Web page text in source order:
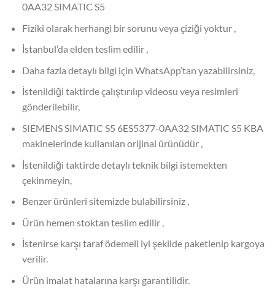
0AA32 SIMATIC S5
Fiziki olarak herhangi bir sorunu veya çiziği yoktur ,
İstanbul’da elden teslim edilir ,
Daha fazla detaylı bilgi için WhatsApp’tan yazabilirsiniz,
İstenildiği taktirde çalıştırılıp videosu veya resimleri
gönderilebilir,
SIEMENS SIMATIC S5 6ES5377-0AA32 SIMATIC S5 KBA
makinelerinde kullanılan orijinal ürünüdür ,
İstenildiği taktirde detaylı teknik bilgi istemekten
çekinmeyin,
Benzer ürünleri sitemizde bulabilirsiniz ,
Ürün hemen stoktan teslim edilir ,
İstenirse karşı taraf ödemeli iyi şekilde paketlenip kargoya
verilir.
Ürün imalat hatalarına karşı garantilidir.